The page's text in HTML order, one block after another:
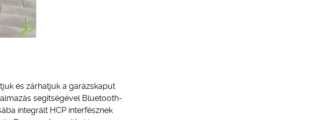
és zárhatjuk a garázskaput
segítségével Bluetooth-
integrált HCP interfésznek